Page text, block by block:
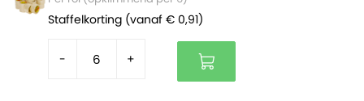
Per doos zo’n 320 liter aan opvulmateriaal.
Staffelkorting (vanaf € 0,91)
- +